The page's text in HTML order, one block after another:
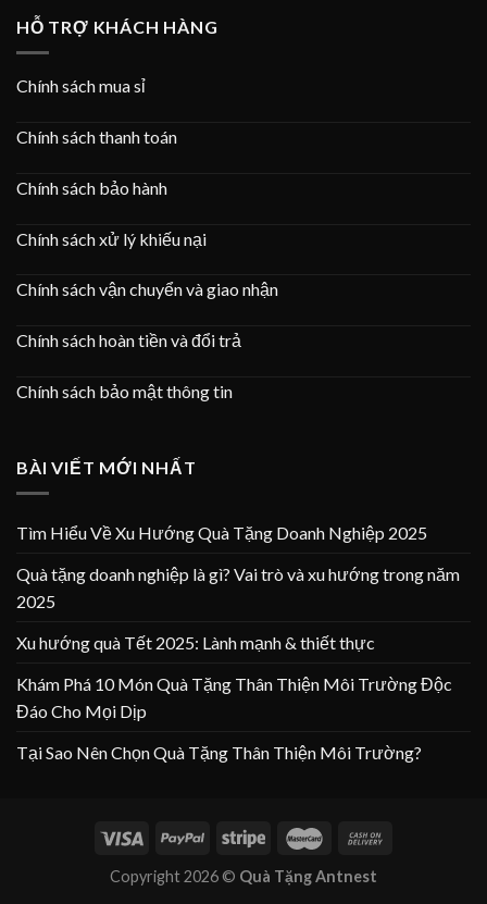
HỖ TRỢ KHÁCH HÀNG
Chính sách mua sỉ
Chính sách thanh toán
Chính sách bảo hành
Chính sách xử lý khiếu nại
Chính sách vận chuyển và giao nhận
Chính sách hoàn tiền và đổi trả
Chính sách bảo mật thông tin
BÀI VIẾT MỚI NHẤT
Tìm Hiểu Về Xu Hướng Quà Tặng Doanh Nghiệp 2025
Quà tặng doanh nghiệp là gì? Vai trò và xu hướng trong năm
2025
Xu hướng quà Tết 2025: Lành mạnh & thiết thực
Khám Phá 10 Món Quà Tặng Thân Thiện Môi Trường Độc
Đáo Cho Mọi Dịp
Tại Sao Nên Chọn Quà Tặng Thân Thiện Môi Trường?
Copyright 2026 © Quà Tặng Antnest